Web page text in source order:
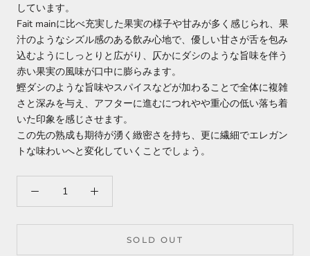
しています。
Fait mainに比べ充実した果実の様子や甘みが多く感じられ、果
汁のようなシズル感のある飲み心地で、優しい甘さが舌を包み
込むようにしっとりと広がり、仄かにダシのような旨味を伴う
赤い果実の風味が口中に膨らみます。
鰹ダシのような旨味やスパイスなどが加わることで全体に複雑
さと深みを与え、アフターに進むにつれやや重心の低い落ち着
いた印象を感じさせます。
この先の熟成も期待が湧く緻密さを持ち、更に繊細でエレガン
トな味わいへと変化していくことでしょう。
SOLD OUT